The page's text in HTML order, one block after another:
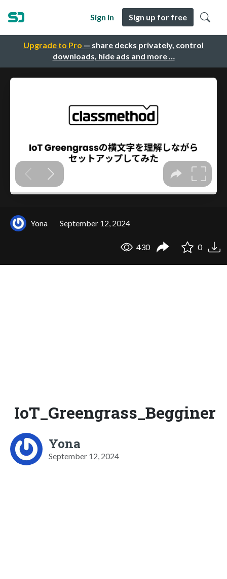
Upgrade to Pro — share decks privately, control
downloads, hide ads and more …
Sign in Sign up for free
Yona September 12, 2024
430 0
IoT_Greengrass_Begginer
Yona
September 12, 2024